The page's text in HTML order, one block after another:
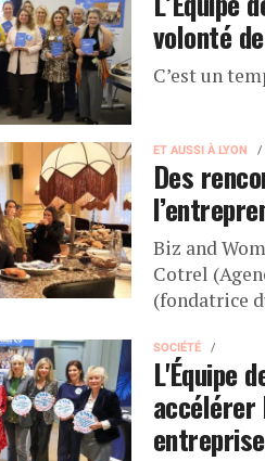
volonté
C’est un
ET AUSSI À LYON
Des
Biz and
Cotrel
(fondatrice
SOCIÉTÉ
L'Équipe
accélérer